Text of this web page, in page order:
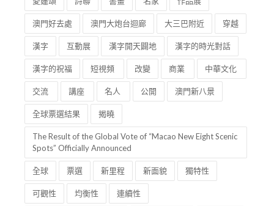
澳門好去處 澳門大炮台迴廊 大三巴附近 穿越
漢字 互動展 漢字開天闢地 漢字的時光對話
漢字的祝福 短視頻 改變 商業 中華文化
交流 講座 名人 公開 澳門新八景
全球票選結果 揭曉
The Result of the Global Vote of “Macao New Eight Scenic
Spots” Officially Announced
全球 票選 新里程 新面貌 獨特性
可觀性 均衡性 連續性